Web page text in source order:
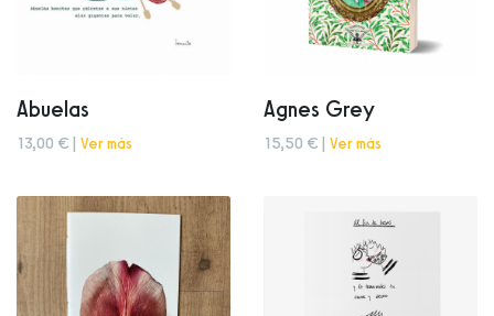
Abuelas
13,00 € | Ver más
Agnes Grey
15,50 € | Ver más